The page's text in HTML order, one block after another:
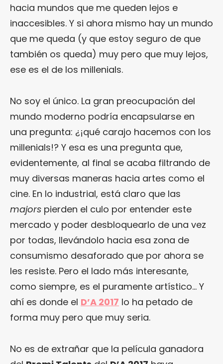
hacia mundos que me queden lejos e
inaccesibles. Y si ahora mismo hay un mundo
que me queda (y que estoy seguro de que
también os queda) muy pero que muy lejos,
ese es el de los millenials.
No soy el único. La gran preocupación del
mundo moderno podría encapsularse en
una pregunta: ¿¡qué carajo hacemos con los
millenials!? Y esa es una pregunta que,
evidentemente, al final se acaba filtrando de
muy diversas maneras hacia artes como el
cine. En lo industrial, está claro que las
majors pierden el culo por entender este
mercado y poder desbloquearlo de una vez
por todas, llevándolo hacia esa zona de
consumismo desaforado que por ahora se
les resiste. Pero el lado más interesante,
como siempre, es el puramente artístico… Y
ahí es donde el D’A 2017 lo ha petado de
forma muy pero que muy seria.
No es de extrañar que la película ganadora